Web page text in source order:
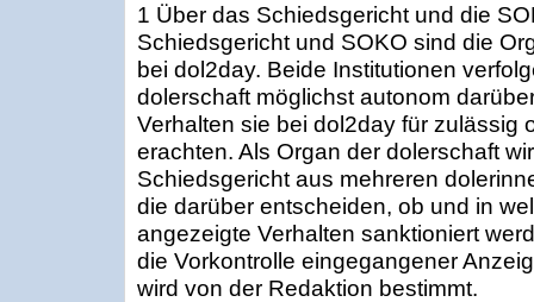
1 Über das Schiedsgericht und die
Schiedsgericht und SOKO sind die
bei dol2day. Beide Institutionen
dolerschaft möglichst autonom
Verhalten sie bei dol2day für zulässig
erachten. Als Organ der dolerschaft
Schiedsgericht aus mehreren
die darüber entscheiden, ob und in
angezeigte Verhalten sanktioniert
die Vorkontrolle eingegangener
wird von der Redaktion bestimmt.